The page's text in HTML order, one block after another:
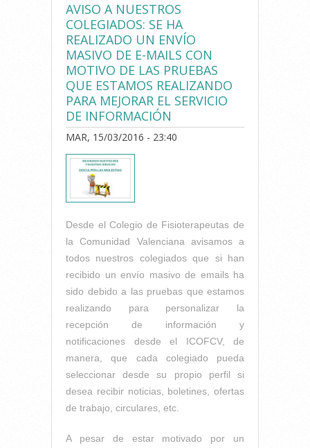
SERVICIO DE TRADUCCIÓN
DE TEXTOS CIENTÍFICOS AL
INGLÉS
AVISO A NUESTROS
COLEGIADOS: SE HA
REALIZADO UN ENVÍO
MASIVO DE E-MAILS CON
MOTIVO DE LAS PRUEBAS
QUE ESTAMOS REALIZANDO
PARA MEJORAR EL SERVICIO
DE INFORMACIÓN
MAR, 15/03/2016 - 23:40
Desde el Colegio de Fisioterapeutas de
la Comunidad Valenciana avisamos a
todos nuestros colegiados que si han
recibido un envío masivo de emails ha
sido debido a las pruebas que estamos
realizando para personalizar la
recepción de información y
notificaciones desde el ICOFCV, de
manera, que cada colegiado pueda
seleccionar desde su propio perfil si
desea recibir noticias, boletines, ofertas
de trabajo, circulares, etc.
A pesar de estar motivado por un